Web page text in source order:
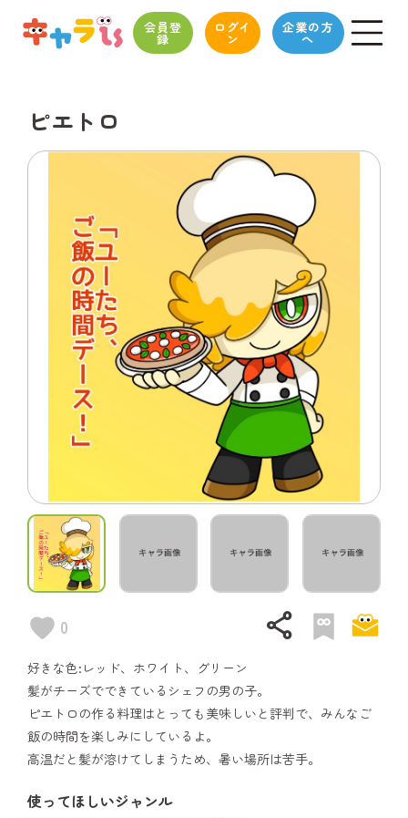
会員登
録
ログイ
ン
企業の方
へ
ピエトロ
0 share
好きな色:レッド、ホワイト、グリーン
髪がチーズでできているシェフの男の子。
ピエトロの作る料理はとっても美味しいと評判で、みんなご
飯の時間を楽しみにしているよ。
高温だと髪が溶けてしまうため、暑い場所は苦手。
使ってほしいジャンル